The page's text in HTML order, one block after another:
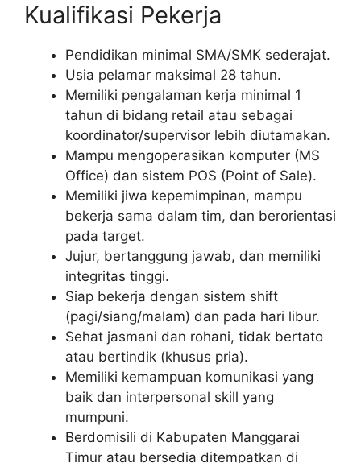
Kualifikasi Pekerja
Pendidikan minimal SMA/SMK sederajat.
Usia pelamar maksimal 28 tahun.
Memiliki pengalaman kerja minimal 1
tahun di bidang retail atau sebagai
koordinator/supervisor lebih diutamakan.
Mampu mengoperasikan komputer (MS
Office) dan sistem POS (Point of Sale).
Memiliki jiwa kepemimpinan, mampu
bekerja sama dalam tim, dan berorientasi
pada target.
Jujur, bertanggung jawab, dan memiliki
integritas tinggi.
Siap bekerja dengan sistem shift
(pagi/siang/malam) dan pada hari libur.
Sehat jasmani dan rohani, tidak bertato
atau bertindik (khusus pria).
Memiliki kemampuan komunikasi yang
baik dan interpersonal skill yang
mumpuni.
Berdomisili di Kabupaten Manggarai
Timur atau bersedia ditempatkan di